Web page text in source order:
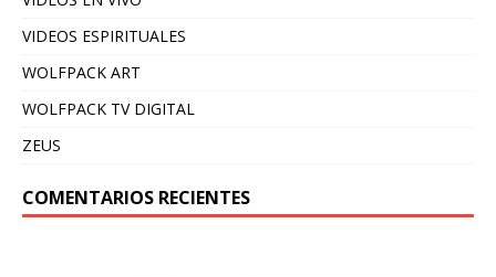
VIDEOS ESPIRITUALES
WOLFPACK ART
WOLFPACK TV DIGITAL
ZEUS
COMENTARIOS RECIENTES